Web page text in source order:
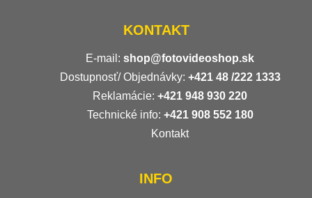
KONTAKT
E-mail: shop@fotovideoshop.sk
Dostupnosť/ Objednávky: +421 48 /222 1333
Reklamácie: +421 948 930 220
Technické info: +421 908 552 180
Kontakt
INFO